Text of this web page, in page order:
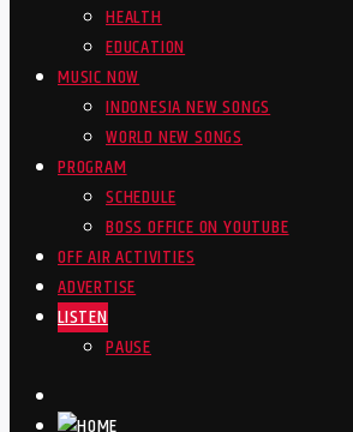
HEALTH
EDUCATION
MUSIC NOW
INDONESIA NEW SONGS
WORLD NEW SONGS
PROGRAM
SCHEDULE
BOSS OFFICE ON YOUTUBE
OFF AIR ACTIVITIES
ADVERTISE
LISTEN
PAUSE